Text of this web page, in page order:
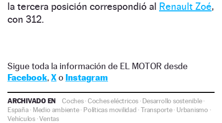
la tercera posición correspondió al Renault Zoé,
con 312.
Sigue toda la información de EL MOTOR desde
Facebook, Xo Instagram
ARCHIVADO EN Coches·Coches eléctricos ·Desarrollo sostenible·
España· Medio ambiente· Políticas movilidad ·Transporte· Urbanismo ·
Vehículos·Ventas